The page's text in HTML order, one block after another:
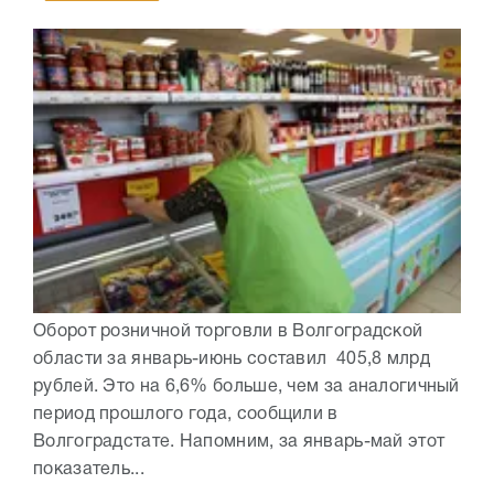
Оборот розничной торговли в Волгоградской
области за январь-июнь составил 405,8 млрд
рублей. Это на 6,6% больше, чем за аналогичный
период прошлого года, сообщили в
Волгоградстате. Напомним, за январь-май этот
показатель...